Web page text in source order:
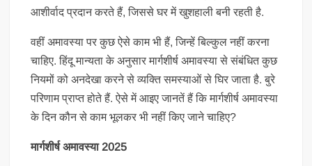
आशीर्वाद प्रदान करते हैं, जिससे घर में खुशहाली बनी रहती है.
वहीं अमावस्या पर कुछ ऐसे काम भी हैं, जिन्हें बिल्कुल नहीं करना
चाहिए. हिंदू मान्यता के अनुसार मार्गशीर्ष अमावस्या से संबंधित कुछ
नियमों को अनदेखा करने से व्यक्ति समस्याओं से घिर जाता है. बुरे
परिणाम प्राप्त होते हैं. ऐसे में आइए जानतें हैं कि मार्गशीर्ष अमावस्या
के दिन कौन से काम भूलकर भी नहीं किए जाने चाहिए?
मार्गशीर्ष अमावस्या 2025